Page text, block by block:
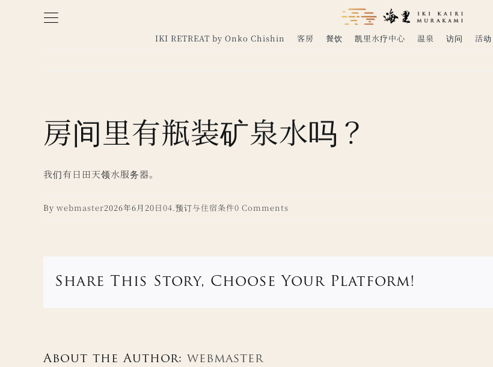
IKI RETREAT by Onko Chishin 客房 餐饮 凯里水疗中心 温泉 访问 活动
房间里有瓶装矿泉水吗？
我们有日田天领水服务器。
By webmaster2026年6月20日04.预订与住宿条件0 Comments
Share This Story, Choose Your Platform!
About the Author: webmaster